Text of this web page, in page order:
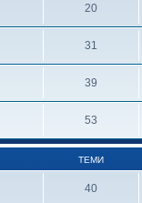
20
31
39
53
ТЕМИ
40